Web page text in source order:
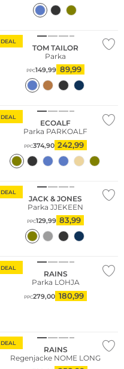
DEAL
TOM TAILOR
Parka
PPC149,99 89,99
DEAL
ECOALF
Parka PARKOALF
PPC374,90 242,99
DEAL
Durable
JACK & JONES
Parka JJEKEEN
PPC129,99 83,99
DEAL
RAINS
Parka LOHJA
PPC279,00 180,99
DEAL
RAINS
Regenjacke NOME LONG